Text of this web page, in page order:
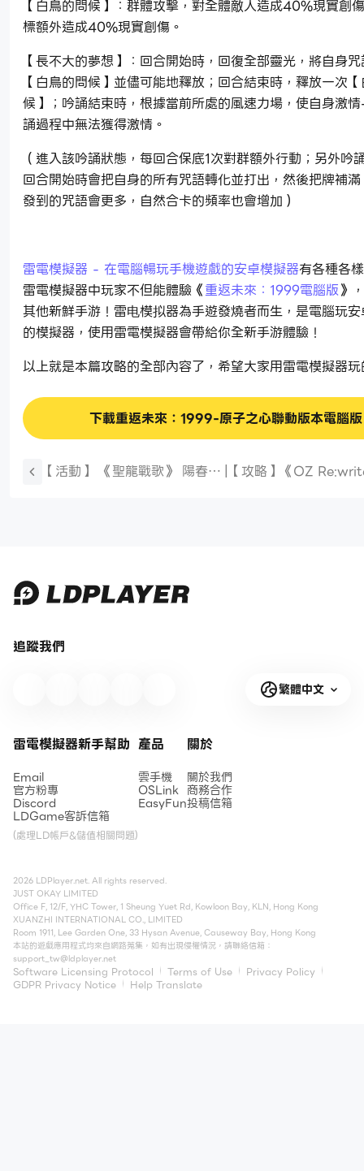
【白鳥的問候】：群體攻擊，對全體敵人造成40%現實創
標額外造成40%現實創傷。
【長不大的夢想】：回合開始時，回復全部靈光，將自身
【白鳥的問候】並儘可能地釋放；回合結束時，釋放一次
候】；吟誦結束時，根據當前所處的風速力場，使自身激
誦過程中無法獲得激情。
（進入該吟誦狀態，每回合保底1次對群額外行動；另外吟
回合開始時會把自身的所有咒語轉化並打出，然後把牌補
發到的咒語會更多，自然合卡的頻率也會增加）
雷電模擬器 - 在電腦暢玩手機遊戲的安卓模擬器有各種各
雷電模擬器中玩家不但能體驗《重返未來：1999電腦版》
其他新鮮手游！雷电模拟器為手遊發燒者而生，是電腦玩
的模擬器，使用雷電模擬器會帶給你全新手游體驗！
以上就是本篇攻略的全部內容了，希望大家用雷電模擬器
下載重返未來：1999-原子之心聯動版本電腦版
【活動】 《聖龍戰歌》 陽春三
【攻略】《OZ
追蹤我們
繁體中文
雷電模擬器新手幫助
Email
官方粉專
Discord
LDGame客訴信箱
(處理LD帳戶&儲值相關問題)
產品
雲手機
OSLink
EasyFun
關於
關於我們
商務合作
投稿信箱
2026 LDPlayer.net. All rights reserved.
JUST OKAY LIMITED
Office F, 12/F, YHC Tower, 1 Sheung Yuet Rd, Kowloon Bay, KLN, Hong Kong
XUANZHI INTERNATIONAL CO., LIMITED
Room 1911, Lee Garden One, 33 Hysan Avenue, Causeway Bay, Hong Kong
本站的遊戲應用程式均來自網路蒐集，如有出現侵權情況，請聯絡信箱：
support_tw@ldplayer.net
Software Licensing Protocol Terms of Use
Privacy Policy
GDPR Privacy Notice
Help Translate